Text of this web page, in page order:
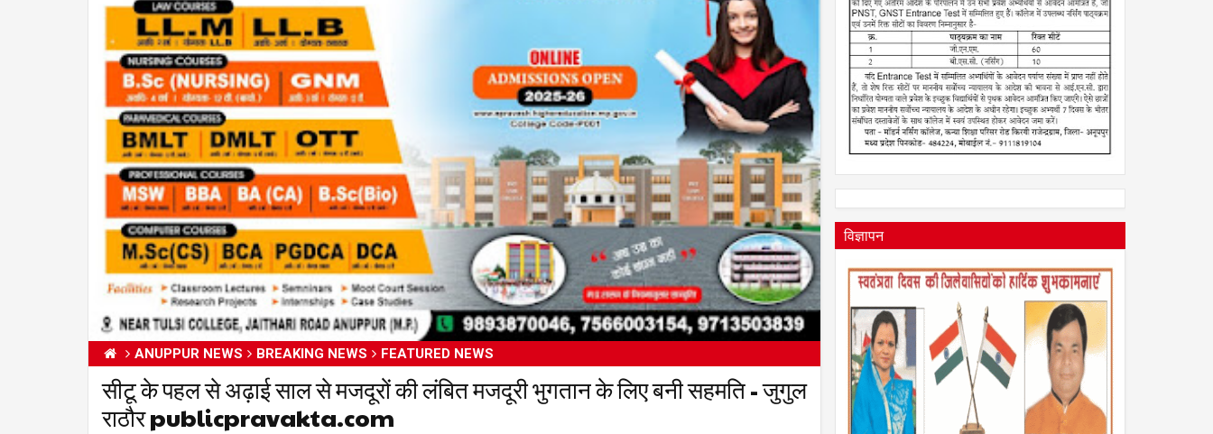
ANUPPUR NEWS BREAKING NEWS FEATURED NEWS
सीटू के पहल से अढ़ाई साल से मजदूरों की लंबित मजदूरी भुगतान के लिए बनी सहमति - जुगुल
राठौर publicpravakta.com
विज्ञापन